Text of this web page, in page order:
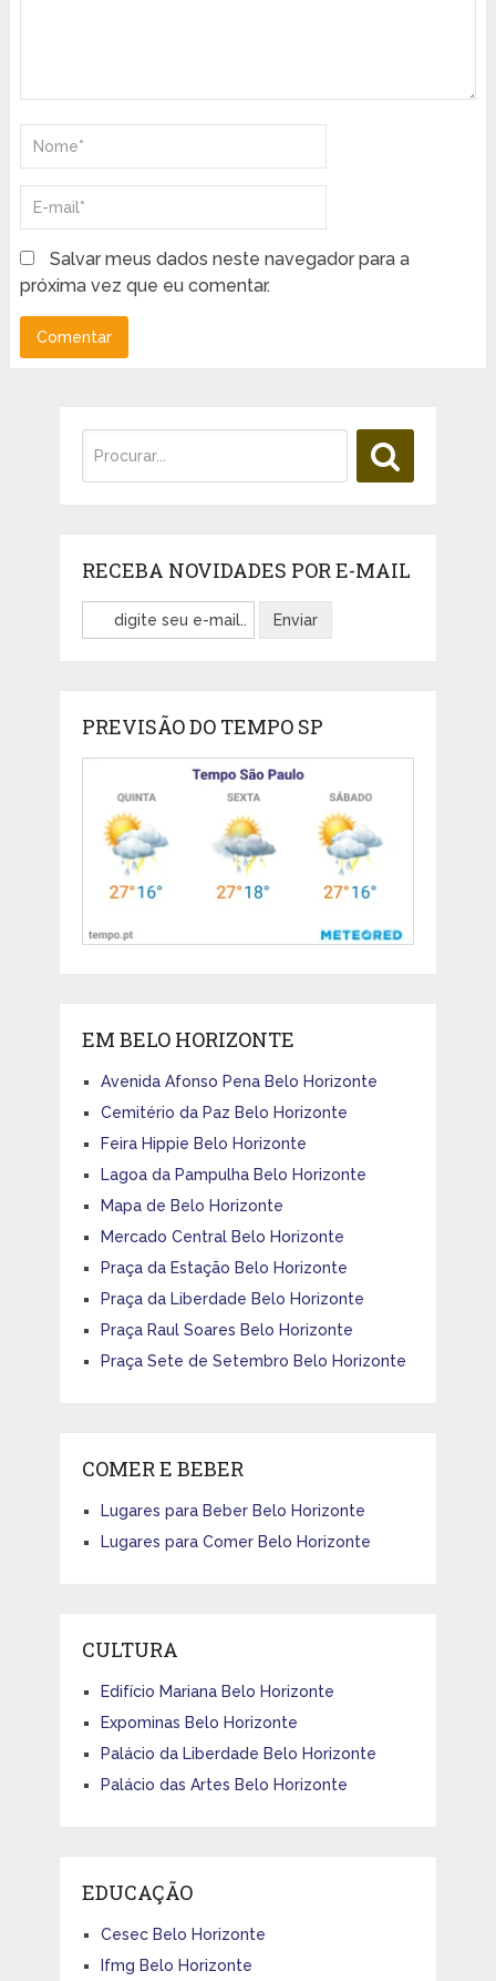
Salvar meus dados neste navegador para a
próxima vez que eu comentar.
RECEBA NOVIDADES POR E-MAIL
PREVISÃO DO TEMPO SP
EM BELO HORIZONTE
Avenida Afonso Pena Belo Horizonte
Cemitério da Paz Belo Horizonte
Feira Hippie Belo Horizonte
Lagoa da Pampulha Belo Horizonte
Mapa de Belo Horizonte
Mercado Central Belo Horizonte
Praça da Estação Belo Horizonte
Praça da Liberdade Belo Horizonte
Praça Raul Soares Belo Horizonte
Praça Sete de Setembro Belo Horizonte
COMER E BEBER
Lugares para Beber Belo Horizonte
Lugares para Comer Belo Horizonte
CULTURA
Edifício Mariana Belo Horizonte
Expominas Belo Horizonte
Palácio da Liberdade Belo Horizonte
Palácio das Artes Belo Horizonte
EDUCAÇÃO
Cesec Belo Horizonte
Ifmg Belo Horizonte